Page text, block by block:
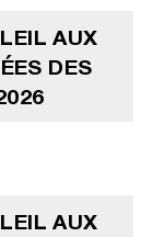
AUX
DES
AUX